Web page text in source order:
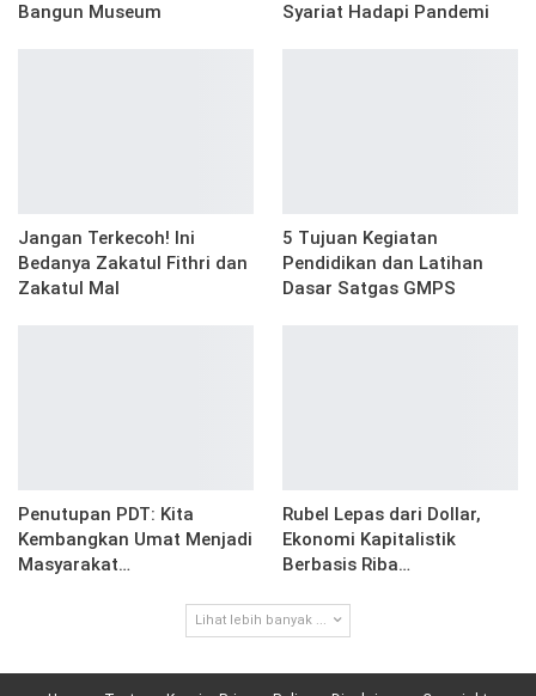
Bangun Museum
Syariat Hadapi Pandemi
Jangan Terkecoh! Ini
Bedanya Zakatul Fithri dan
Zakatul Mal
5 Tujuan Kegiatan
Pendidikan dan Latihan
Dasar Satgas GMPS
Penutupan PDT: Kita
Kembangkan Umat Menjadi
Masyarakat…
Rubel Lepas dari Dollar,
Ekonomi Kapitalistik
Berbasis Riba…
Lihat lebih banyak ...